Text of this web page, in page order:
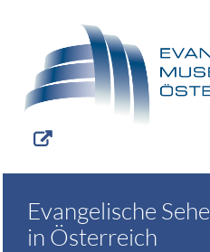
Evangelische
in Österreich